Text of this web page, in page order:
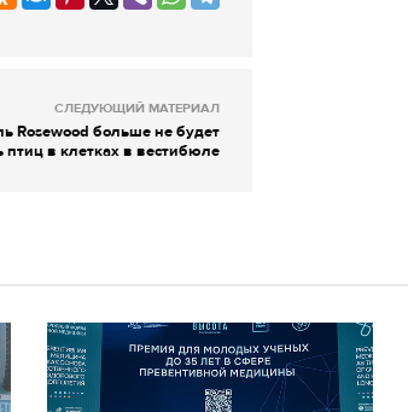
СЛЕДУЮЩИЙ МАТЕРИАЛ
Rosewood больше не будет
птиц в клетках в вестибюле